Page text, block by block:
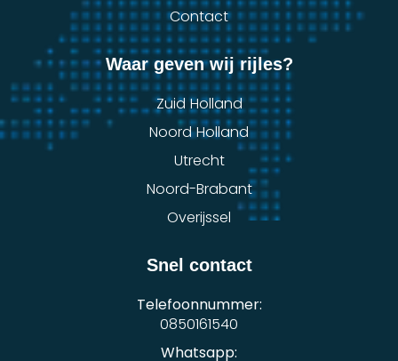
Contact
Waar geven wij rijles?
Zuid Holland
Noord Holland
Utrecht
Noord-Brabant
Overijssel
Snel contact
Telefoonnummer:
0850161540
Whatsapp: